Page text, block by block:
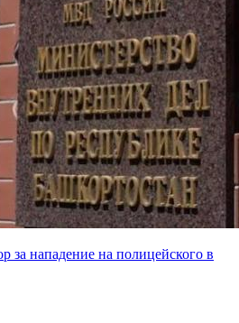
за нападение на полицейского в